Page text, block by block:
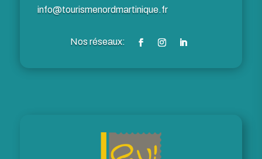
info@tourismenordmartinique.fr